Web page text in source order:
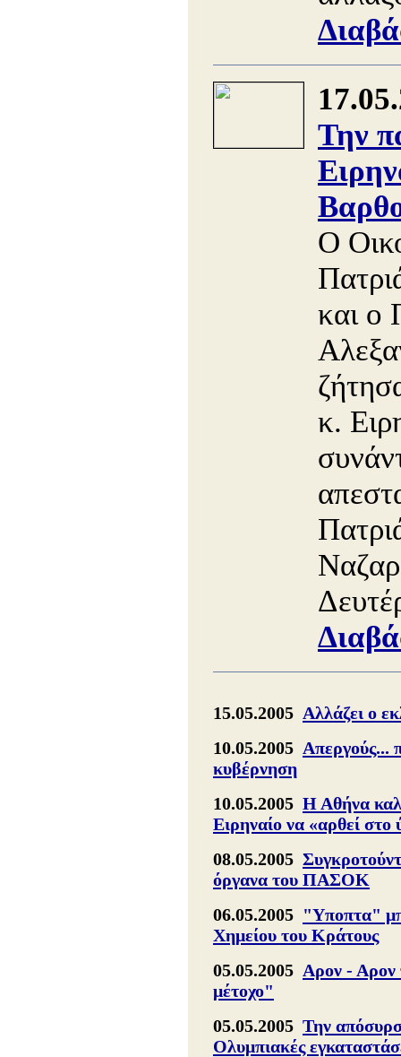
Την
Ο
και ο
κ.
15.05.2005 Αλλάζει ο
10.05.2005 Απεργούς...
κυβέρνηση
10.05.2005 Η Αθήνα
Ειρηναίο να «αρθεί
08.05.2005
όργανα του ΠΑΣΟΚ
06.05.2005 "Υποπτα"
Χημείου του Κράτους
05.05.2005 Αρον - Αρον
μέτοχο"
05.05.2005 Την
Ολυμπιακές